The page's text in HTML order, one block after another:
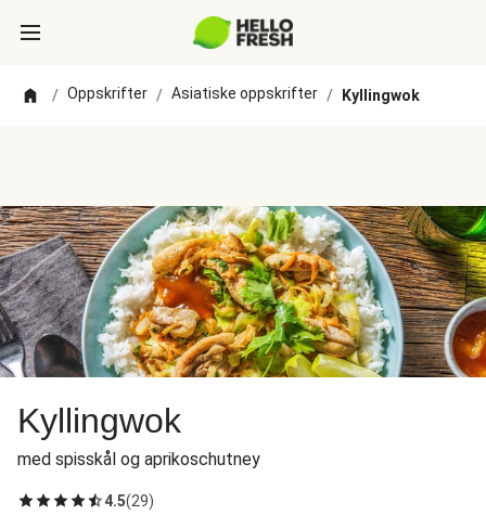
/ Oppskrifter / Asiatiske oppskrifter / Kyllingwok
Kyllingwok
med spisskål og aprikoschutney
4.5(29)